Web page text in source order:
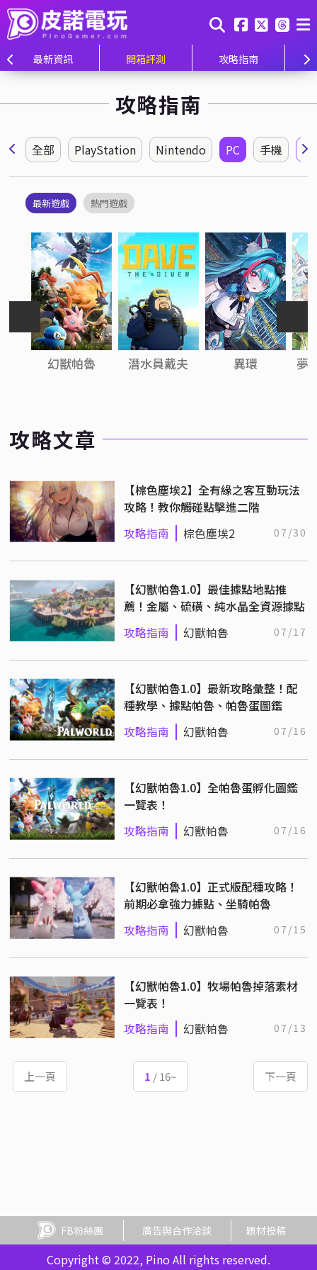
最新資訊 開箱評測 攻略指南
攻略指南
全部 PlayStation Nintendo PC 手機
最新遊戲 熱門遊戲
幻獸帕魯 潛水員戴夫 異環 夢
攻略文章
【棕色塵埃2】全有緣之客互動玩法
攻略！教你觸碰點擊進二階
攻略指南 棕色塵埃2 07/30
【幻獸帕魯1.0】最佳據點地點推
薦！金屬、硫磺、純水晶全資源據點
攻略指南 幻獸帕魯 07/17
【幻獸帕魯1.0】最新攻略彙整！配
種教學、據點帕魯、帕魯蛋圖鑑
攻略指南 幻獸帕魯 07/16
【幻獸帕魯1.0】全帕魯蛋孵化圖鑑
一覽表！
攻略指南 幻獸帕魯 07/16
【幻獸帕魯1.0】正式版配種攻略！
前期必拿強力據點、坐騎帕魯
攻略指南 幻獸帕魯 07/15
【幻獸帕魯1.0】牧場帕魯掉落素材
一覽表！
攻略指南 幻獸帕魯 07/13
上一頁 1 / 16~ 下一頁
FB粉絲團 廣告與合作洽談 題材投稿
Copyright © 2022, Pino All rights reserved.